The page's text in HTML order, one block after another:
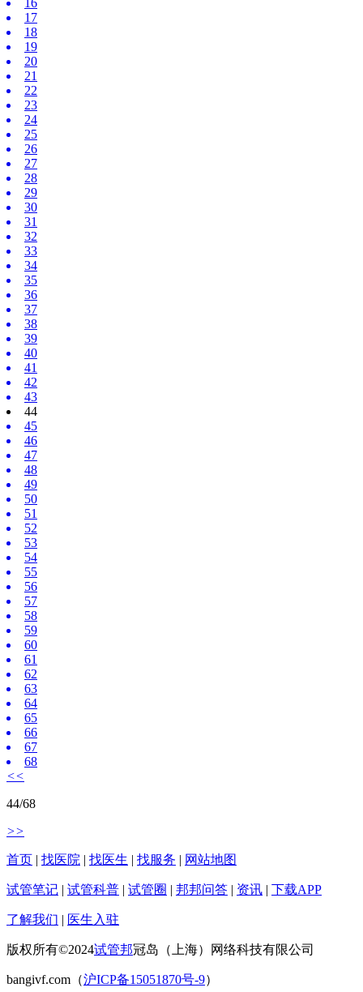
16
17
18
19
20
21
22
23
24
25
26
27
28
29
30
31
32
33
34
35
36
37
38
39
40
41
42
43
44
45
46
47
48
49
50
51
52
53
54
55
56
57
58
59
60
61
62
63
64
65
66
67
68
<<
44/68
>>
首页 | 找医院 | 找医生 | 找服务 | 网站地图
试管笔记 | 试管科普 | 试管圈 | 邦邦问答 | 资讯 | 下载APP
了解我们 | 医生入驻
版权所有©2024试管邦冠岛（上海）网络科技有限公司
bangivf.com（沪ICP备15051870号-9）